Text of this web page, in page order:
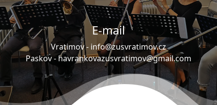
E-mail
Vratimov - info@zusvratimov.cz
Paskov -havrankovazusvratimov@gmail.com